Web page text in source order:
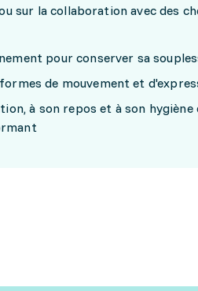
sur la collaboration avec des
pour conserver sa
de mouvement et
à son repos et à son